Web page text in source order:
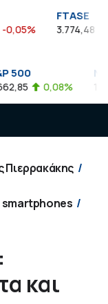
FTASE
3.774,48
500
0,08%
Πιερρακάκης
smartphones
και